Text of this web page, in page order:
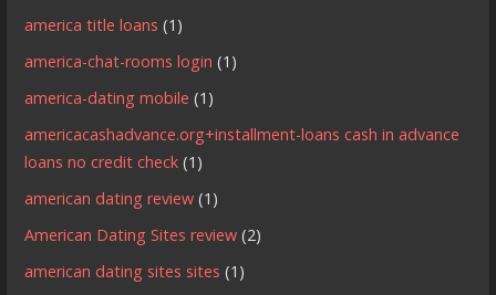
america title loans (1)
america-chat-rooms login (1)
america-dating mobile (1)
americacashadvance.org+installment-loans cash in advance
loans no credit check (1)
american dating review (1)
American Dating Sites review (2)
american dating sites sites (1)